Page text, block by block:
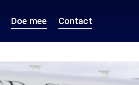
Doe mee Contact